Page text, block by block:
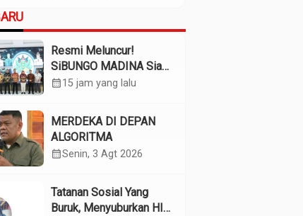
Resmi Meluncur!
SiBUNGO MADINA Siap
Optimalkan Pendapatan
calendar_month15 jam yang lalu
MERDEKA DI DEPAN
ALGORITMA
calendar_monthSenin, 3 Agt 2026
Tatanan Sosial Yang
Buruk, Menyuburkan HIV